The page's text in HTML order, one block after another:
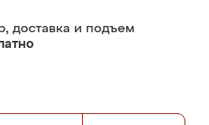
доставка и подъем